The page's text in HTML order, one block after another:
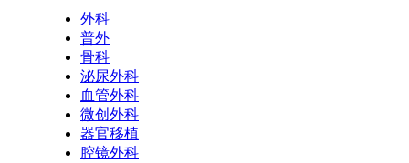
外科
普外
骨科
泌尿外科
血管外科
微创外科
器官移植
腔镜外科